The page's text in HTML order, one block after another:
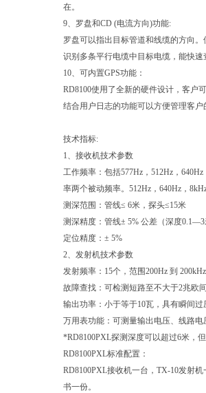
在。
9、罗盘和CD (电流方向)功能:
罗盘可以指出目标管道和线缆的方向
识别多条平行电缆中目标电缆，能快
10、可内置GPS功能：
RD8100使用了全新的硬件设计，客户
结合用户日志的功能可以方便管理客
技术指标:
1、接收机技术参数
工作频率：包括577Hz，512Hz，
率两个被动频率。512Hz，640Hz，
测深范围：管线≤ 6米，探头≤15米
测深精度：管线± 5% 公差（深度
定位精度：± 5%
2、发射机技术参数
发射频率：15个，范围200Hz 到
故障查找：可检测短路至不大于2兆欧
输出功率：小于等于10瓦，具有瞬间
万用表功能：可测量输出电压、线路
*RD8100PXL探测深度可以超过6米，
RD8100PXL标准配置：
RD8100PXL接收机一台，TX-10发射
书一份。